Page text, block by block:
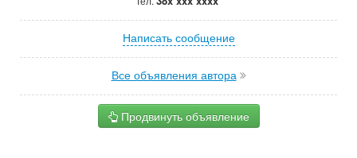
Написать сообщение
Все объявления автора
Продвинуть объявление